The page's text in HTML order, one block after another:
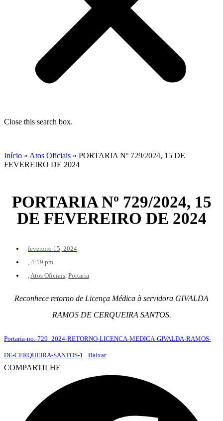
Close this search box.
Início » Atos Oficiais » PORTARIA Nº 729/2024, 15 DE
FEVEREIRO DE 2024
PORTARIA Nº 729/2024, 15
DE FEVEREIRO DE 2024
fevereiro 15, 2024
, 4:19 pm
,Atos Oficiais, Portaria
Reconhece retorno de Licença Médica à servidora GIVALDA
RAMOS DE CERQUEIRA SANTOS.
Portaria-no.-729_2024-RETORNO-LICENCA-MEDICA-GIVALDA-RAMOS-
DE-CERQUEIRA-SANTOS-1 Baixar
COMPARTILHE